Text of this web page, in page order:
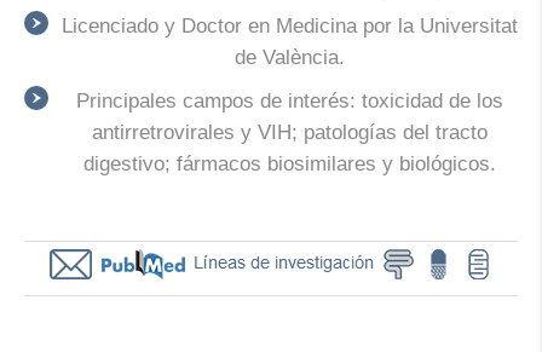
Licenciado y Doctor en Medicina por la Universitat
de València.
Principales campos de interés: toxicidad de los
antirretrovirales y VIH; patologías del tracto
digestivo; fármacos biosimilares y biológicos.